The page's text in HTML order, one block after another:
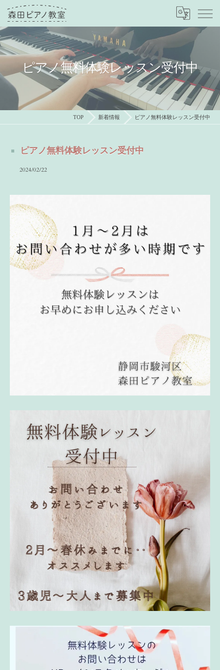
ピアノ無料体験レッスン受付中
TOP 新着情報 ピアノ無料体験レッスン受付中
ピアノ無料体験レッスン受付中
2024/02/22